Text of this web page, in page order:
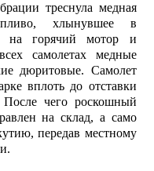
треснула медная
хлынувшее в
на горячий мотор и
самолетах медные
дюритовые. Самолет
вплоть до отставки
чего роскошный
на склад, а само
передав местному